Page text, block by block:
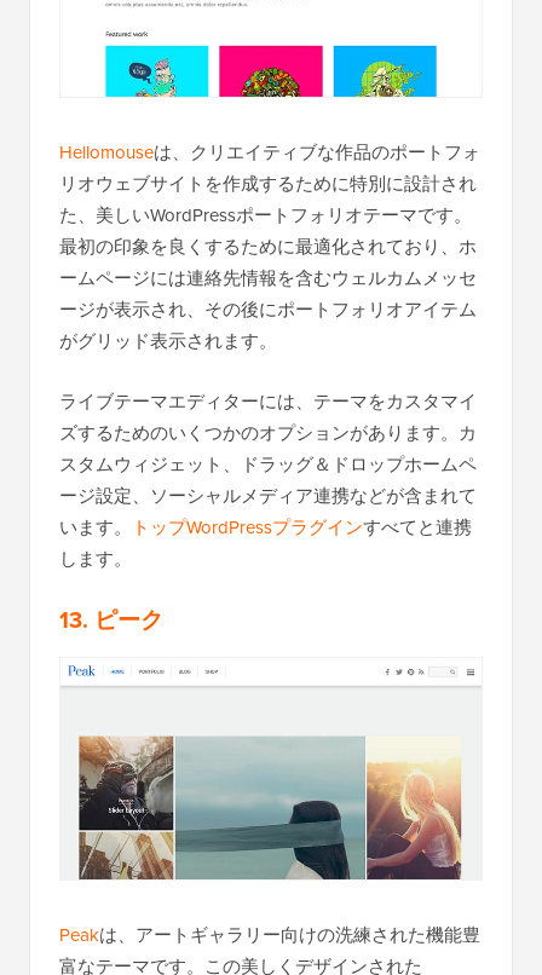
Hellomouseは、クリエイティブな作品のポートフォ
リオウェブサイトを作成するために特別に設計され
た、美しいWordPressポートフォリオテーマです。
最初の印象を良くするために最適化されており、ホ
ームページには連絡先情報を含むウェルカムメッセ
ージが表示され、その後にポートフォリオアイテム
がグリッド表示されます。
ライブテーマエディターには、テーマをカスタマイ
ズするためのいくつかのオプションがあります。カ
スタムウィジェット、ドラッグ＆ドロップホームペ
ージ設定、ソーシャルメディア連携などが含まれて
います。
トップWordPressプラグインすべてと連携
します。
13. ピーク
Peakは、アートギャラリー向けの洗練された機能豊
富なテーマです。この美しくデザインされた